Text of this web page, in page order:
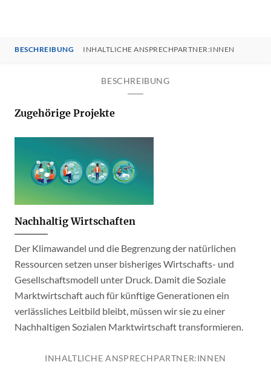
BESCHREIBUNG INHALTLICHE ANSPRECHPARTNER:INNEN
BESCHREIBUNG
Zugehörige Projekte
Nachhaltig Wirtschaften
Der Klimawandel und die Begrenzung der natürlichen
Ressourcen setzen unser bisheriges Wirtschafts- und
Gesellschaftsmodell unter Druck. Damit die Soziale
Marktwirtschaft auch für künftige Generationen ein
verlässliches Leitbild bleibt, müssen wir sie zu einer
Nachhaltigen Sozialen Marktwirtschaft transformieren.
INHALTLICHE ANSPRECHPARTNER:INNEN